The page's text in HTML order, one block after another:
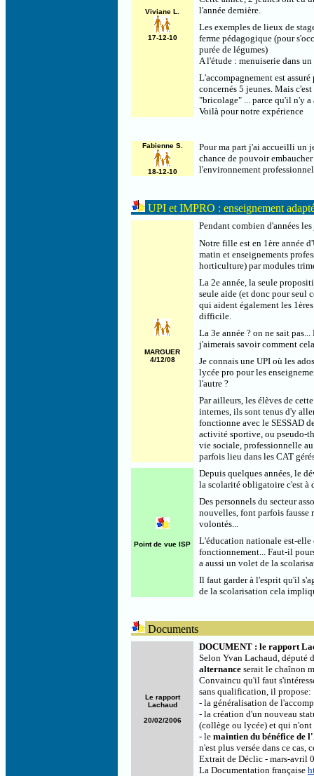
Viviane L.
17-12-10
l'année dernière.
Les exemples de lieux de
ferme pédagogique (pour
purée de légumes)
A l'étude : menuiserie dans
L'accompagnement est
concernés 5 jeunes. Mais
"bricolage" ... parce qu'il n'y a
Voilà pour notre expérience
Fabienne S.
18-12-10
Pour ma part j'ai accueilli un
chance de pouvoir
l'environnement
UPI et IMPRO : enseignement
MARGUER
4/12/08
Pendant combien d'années
Notre fille est en 1ère année
matin et enseignements
horticulture) par modules
La 2e année, la seule
seule aide (et donc pour seul
qui aident également les
difficile.
La 3e année ? on ne sait
j'aimerais savoir comment
Je connais une UPI où les
lycée pro pour les
l'autre ?
Par ailleurs, les élèves de
internes, ils sont tenus d'y
fonctionne avec le SESSAD
activité sportive, ou pseudo-
vie sociale, professionnelle
parfois lieu dans les CAT
Point de vue ISP
Depuis quelques années, le
la scolarité obligatoire c'est à
Des personnels du secteur
nouvelles, font parfois fausse
volontés...
L'éducation nationale est-elle
fonctionnement... Faut-il
a aussi un volet de la
Il faut garder à l'esprit qu'il
de la scolarisation cela
Documents
Le rapport
Lachaud
20/02/2006
DOCUMENT : le rapport
Selon Yvan Lachaud, député
alternance serait le chaînon
Convaincu qu'il faut
sans qualification, il propose:
- la généralisation de
- la création d'un nouveau
(collège ou lycée) et qui
- le maintien du bénéfice de
n'est plus versée dans ce cas,
Extrait de Déclic - mars-avril
La Documentation française